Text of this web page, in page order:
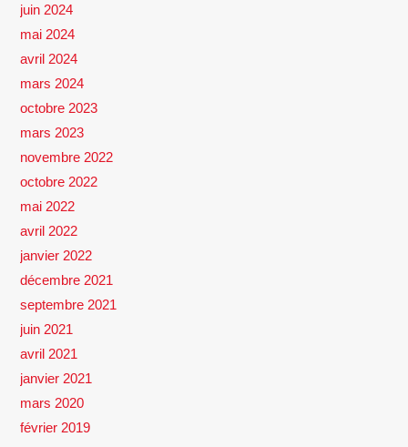
juin 2024
mai 2024
avril 2024
mars 2024
octobre 2023
mars 2023
novembre 2022
octobre 2022
mai 2022
avril 2022
janvier 2022
décembre 2021
septembre 2021
juin 2021
avril 2021
janvier 2021
mars 2020
février 2019